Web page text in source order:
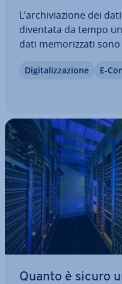
L’ar­chi­via­zio­ne dei
diventata da tempo
dati me­mo­riz­za­ti
lungo applicata ai
Di­gi­ta­liz­za­zio­ne E-
Quanto è sicuro